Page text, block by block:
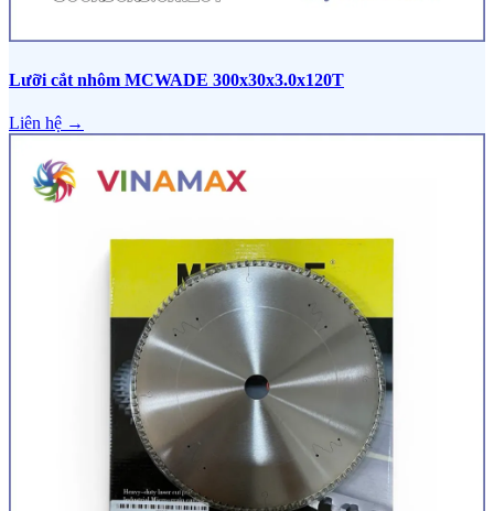
Lưỡi cắt nhôm MCWADE 300x30x3.0x120T
Liên hệ →